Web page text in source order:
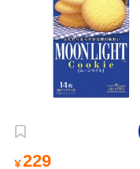
￥229